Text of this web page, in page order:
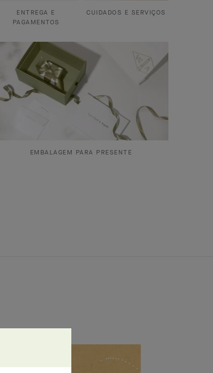
ENTREGA E
PAGAMENTOS
CUIDADOS E SERVIÇOS
EMBALAGEM PARA PRESENTE